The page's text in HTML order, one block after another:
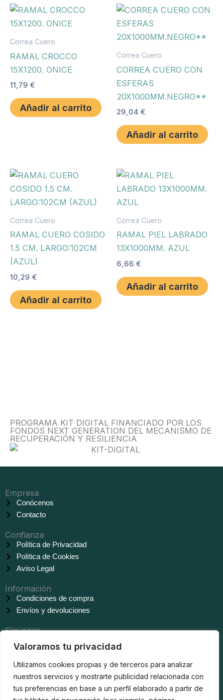
Valoramos tu privacidad
Utilizamos cookies propias y de terceros para analizar
nuestros servicios y mostrarte publicidad relacionada con
tus preferencias en base a un perfil elaborado a partir de
Correa Cuero
RAMAL CROCCO
15X1200. ONICE
11,79 €
Añadir al carrito
Correa Cuero
CORREA CUERO CON
ESFERAS
20X1000MM.NEGRO**
29,04 €
Añadir al carrito
Correa Cuero
RAMAL CUERO COSIDO
1.5 CM. LARGO:102CM
(AZUL)
10,29 €
Añadir al carrito
Correa Cuero
RAMAL PIEL LABRADO
13X1000MM. AZUL
6,66 €
Añadir al carrito
PROGRAMA KIT DIGITAL FINANCIADO POR LOS
FONDOS NEXT GENERATION DEL MECANISMO DE
RECUPERACIÓN Y RESILIENCIA
Empresa
Conócenos
Contacto
Confianza
Política de Privacidad
Política de Cookies
Aviso Legal
Información
Condiciones de compra
Envíos y devoluciones
Síguenos
F
a
T
i
I
n